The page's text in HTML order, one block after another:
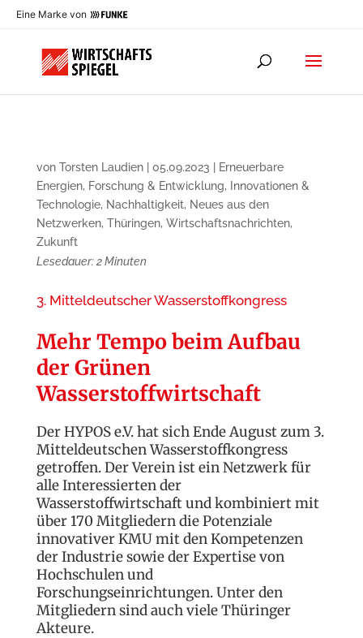
Eine Marke von
von Torsten Laudien| 05.09.2023
Erneuerbare
Energien, Forschung & Entwicklung,
Innovationen &
Technologie, Nachhaltigkeit, Neues aus den
Netzwerken, Thüringen, Wirtschaftsnachrichten,
Zukunft
Lesedauer: 2 Minuten
3. Mitteldeutscher Wasserstoffkongress
Mehr Tempo beim Aufbau
der Grünen
Wasserstoffwirtschaft
Der HYPOS e.V. hat sich Ende August zum 3.
Mitteldeutschen Wasserstoffkongress
getroffen. Der Verein ist ein Netzwerk für
alle Interessierten der
Wasserstoffwirtschaft und kombiniert mit
über 170 Mitgliedern die Potenziale
innovativer KMU mit den Kompetenzen
der Industrie sowie der Expertise von
Hochschulen und
Forschungseinrichtungen. Unter den
Mitgliedern sind auch viele Thüringer
Akteure.